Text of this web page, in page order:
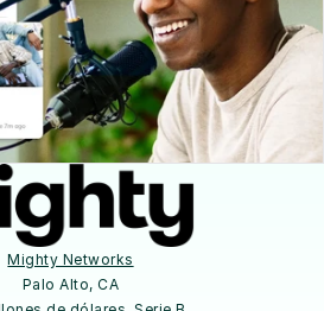
Mighty Networks
Palo Alto, CA